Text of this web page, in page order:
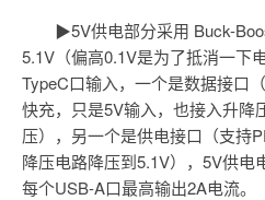
▶5V供电部分采用 Buck-
5.1V（偏高0.1V是为了抵消一下
TypeC口输入，一个是数据接口
快充，只是5V输入，也接入升降
压），另一个是供电接口（支持
降压电路降压到5.1V），5V供电
每个USB-A口最高输出2A电流。